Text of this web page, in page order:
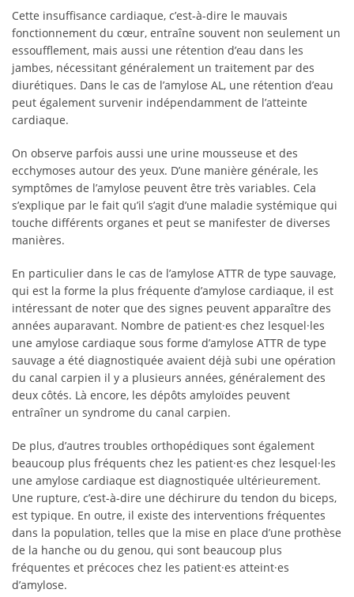
Cette insuffisance cardiaque, c’est-à-dire le mauvais
fonctionnement du cœur, entraîne souvent non seulement un
essoufflement, mais aussi une rétention d’eau dans les
jambes, nécessitant généralement un traitement par des
diurétiques. Dans le cas de l’amylose AL, une rétention d’eau
peut également survenir indépendamment de l’atteinte
cardiaque.
On observe parfois aussi une urine mousseuse et des
ecchymoses autour des yeux. D’une manière générale, les
symptômes de l’amylose peuvent être très variables. Cela
s’explique par le fait qu’il s’agit d’une maladie systémique qui
touche différents organes et peut se manifester de diverses
manières.
En particulier dans le cas de l’amylose ATTR de type sauvage,
qui est la forme la plus fréquente d’amylose cardiaque, il est
intéressant de noter que des signes peuvent apparaître des
années auparavant. Nombre de patient·es chez lesquel·les
une amylose cardiaque sous forme d’amylose ATTR de type
sauvage a été diagnostiquée avaient déjà subi une opération
du canal carpien il y a plusieurs années, généralement des
deux côtés. Là encore, les dépôts amyloïdes peuvent
entraîner un syndrome du canal carpien.
De plus, d’autres troubles orthopédiques sont également
beaucoup plus fréquents chez les patient·es chez lesquel·les
une amylose cardiaque est diagnostiquée ultérieurement.
Une rupture, c’est-à-dire une déchirure du tendon du biceps,
est typique. En outre, il existe des interventions fréquentes
dans la population, telles que la mise en place d’une prothèse
de la hanche ou du genou, qui sont beaucoup plus
fréquentes et précoces chez les patient·es atteint·es
d’amylose.